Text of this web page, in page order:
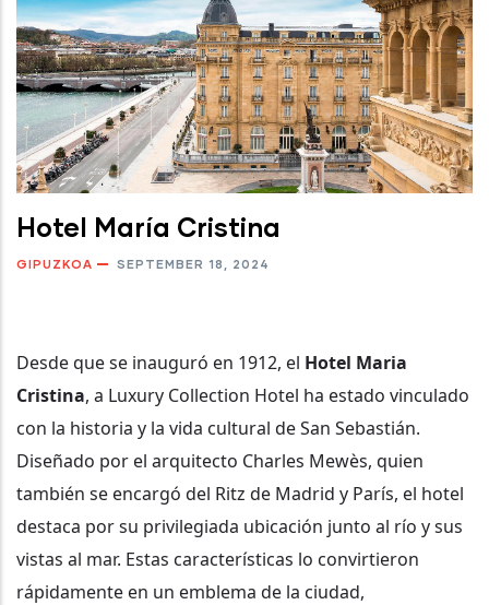
Hotel María Cristina
GIPUZKOA SEPTEMBER 18, 2024
Desde que se inauguró en 1912, el Hotel Maria
Cristina, a Luxury Collection Hotel ha estado vinculado
con la historia y la vida cultural de San Sebastián.
Diseñado por el arquitecto Charles Mewès, quien
también se encargó del Ritz de Madrid y París, el hotel
destaca por su privilegiada ubicación junto al río y sus
vistas al mar. Estas características lo convirtieron
rápidamente en un emblema de la ciudad,